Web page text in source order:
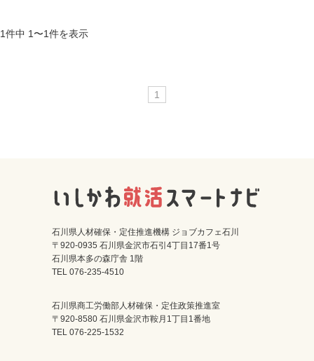
1件中 1〜1件を表示
1
石川県人材確保・定住推進機構 ジョブカフェ石川
〒920-0935 石川県金沢市石引4丁目17番1号
石川県本多の森庁舎 1階
TEL 076-235-4510
石川県商工労働部人材確保・定住政策推進室
〒920-8580 石川県金沢市鞍月1丁目1番地
TEL 076-225-1532